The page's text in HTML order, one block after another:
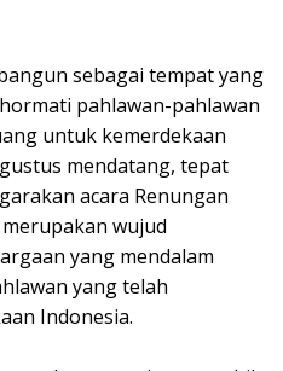
sebagai tempat yang
pahlawan-pahlawan
untuk kemerdekaan
mendatang, tepat
acara Renungan
wujud
yang mendalam
yang telah
Indonesia.